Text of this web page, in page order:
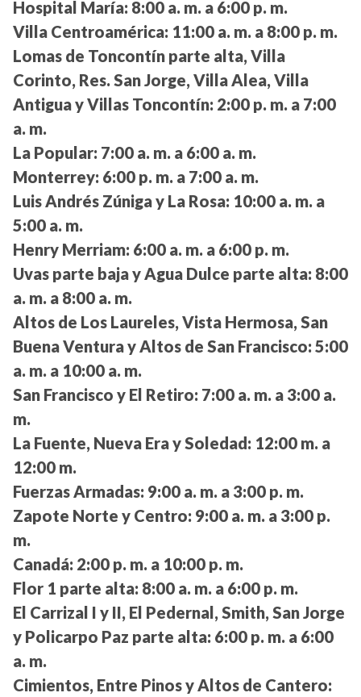
Hospital María: 8:00 a. m. a 6:00 p. m.
Villa Centroamérica: 11:00 a. m. a 8:00 p. m.
Lomas de Toncontín parte alta, Villa
Corinto, Res. San Jorge, Villa Alea, Villa
Antigua y Villas Toncontín: 2:00 p. m. a 7:00
a. m.
La Popular: 7:00 a. m. a 6:00 a. m.
Monterrey: 6:00 p. m. a 7:00 a. m.
Luis Andrés Zúniga y La Rosa: 10:00 a. m. a
5:00 a. m.
Henry Merriam: 6:00 a. m. a 6:00 p. m.
Uvas parte baja y Agua Dulce parte alta: 8:00
a. m. a 8:00 a. m.
Altos de Los Laureles, Vista Hermosa, San
Buena Ventura y Altos de San Francisco: 5:00
a. m. a 10:00 a. m.
San Francisco y El Retiro: 7:00 a. m. a 3:00 a.
m.
La Fuente, Nueva Era y Soledad: 12:00 m. a
12:00 m.
Fuerzas Armadas: 9:00 a. m. a 3:00 p. m.
Zapote Norte y Centro: 9:00 a. m. a 3:00 p.
m.
Canadá: 2:00 p. m. a 10:00 p. m.
Flor 1 parte alta: 8:00 a. m. a 6:00 p. m.
El Carrizal I y II, El Pedernal, Smith, San Jorge
y Policarpo Paz parte alta: 6:00 p. m. a 6:00
a. m.
Cimientos, Entre Pinos y Altos de Cantero: